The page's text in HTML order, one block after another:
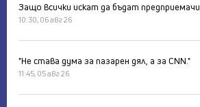
Защо всички искат да бъдат предприемачи
10:30, 06 авг 26
"Не става дума за пазарен дял, а за CNN."
11:45, 05 авг 26